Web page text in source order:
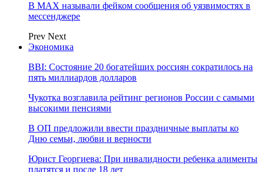
В МAX называли фейком сообщения об уязвимостях в
мессенджере
Prev Next
Экономика
BBI: Состояние 20 богатейших россиян сократилось на
пять миллиардов долларов
Чукотка возглавила рейтинг регионов России с самыми
высокими пенсиями
В ОП предложили ввести праздничные выплаты ко
Дню семьи, любви и верности
Юрист Георгиева: При инвалидности ребенка алименты
платятся и после 18 лет